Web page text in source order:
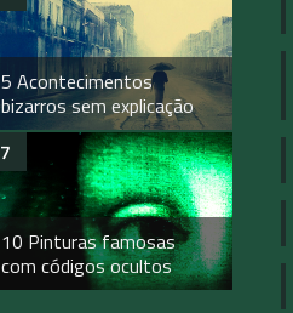
5 Acontecimentos
bizarros sem explicação
10 Pinturas famosas
com códigos ocultos